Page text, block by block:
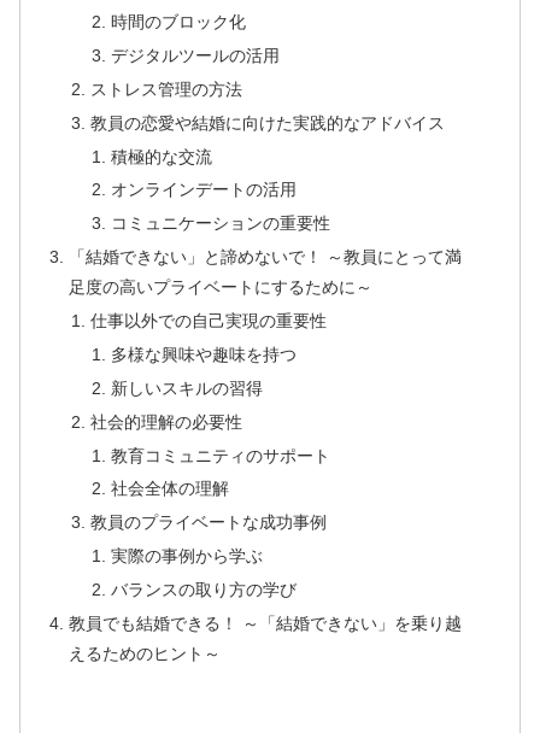
時間のブロック化
デジタルツールの活用
ストレス管理の方法
教員の恋愛や結婚に向けた実践的なアドバイス
積極的な交流
オンラインデートの活用
コミュニケーションの重要性
「結婚できない」と諦めないで！ ～教員にとって満
足度の高いプライベートにするために～
仕事以外での自己実現の重要性
多様な興味や趣味を持つ
新しいスキルの習得
社会的理解の必要性
教育コミュニティのサポート
社会全体の理解
教員のプライベートな成功事例
実際の事例から学ぶ
バランスの取り方の学び
教員でも結婚できる！ ～「結婚できない」を乗り越
えるためのヒント～